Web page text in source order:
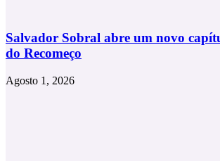
Salvador Sobral abre um novo
do Recomeço
Agosto 1, 2026